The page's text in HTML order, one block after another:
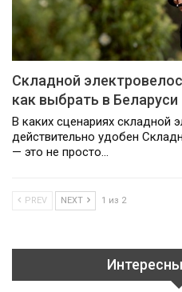
Складной
как выбрать в Беларуси
В каких сценариях складной
действительно удобен
— это не просто…
PREV NEXT 1 из 2